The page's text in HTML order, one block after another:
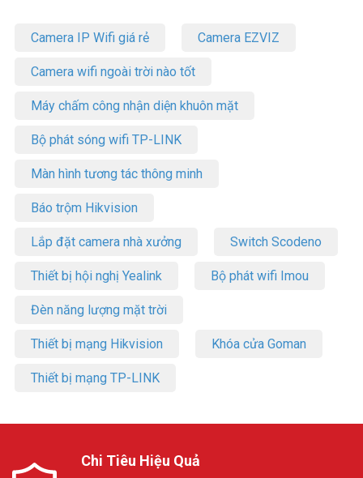
Camera IP Wifi giá rẻ Camera EZVIZ
Camera wifi ngoài trời nào tốt
Máy chấm công nhận diện khuôn mặt
Bộ phát sóng wifi TP-LINK
Màn hình tương tác thông minh
Báo trộm Hikvision
Lắp đặt camera nhà xưởng Switch Scodeno
Thiết bị hội nghị Yealink Bộ phát wifi Imou
Đèn năng lượng mặt trời
Thiết bị mạng Hikvision Khóa cửa Goman
Thiết bị mạng TP-LINK
Chi Tiêu Hiệu Quả